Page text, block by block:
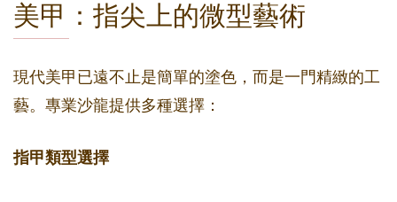
美甲：指尖上的微型藝術
現代美甲已遠不止是簡單的塗色，而是一門精緻的工
藝。專業沙龍提供多種選擇：
指甲類型選擇